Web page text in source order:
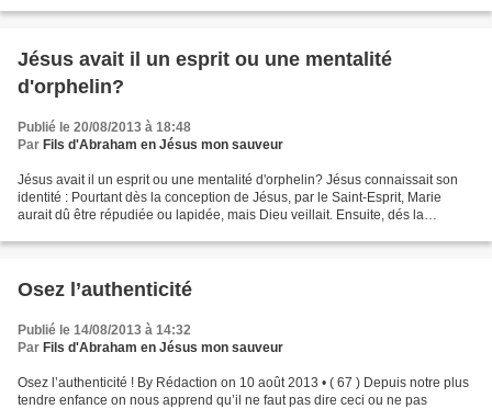
Jésus avait il un esprit ou une mentalité
d'orphelin?
Publié le 20/08/2013 à 18:48
Par Fils d'Abraham en Jésus mon sauveur
Jésus avait il un esprit ou une mentalité d'orphelin? Jésus connaissait son
identité : Pourtant dès la conception de Jésus, par le Saint-Esprit, Marie
aurait dû être répudiée ou lapidée, mais Dieu veillait. Ensuite, dés la
Osez l’authenticité
Publié le 14/08/2013 à 14:32
Par Fils d'Abraham en Jésus mon sauveur
Osez l’authenticité ! By Rédaction on 10 août 2013 • ( 67 ) Depuis notre plus
tendre enfance on nous apprend qu’il ne faut pas dire ceci ou ne pas